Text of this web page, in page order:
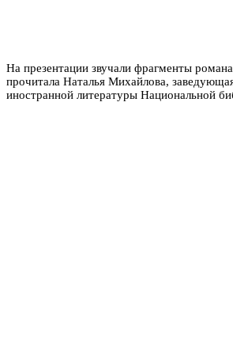
На презентации звучали фрагменты
прочитала Наталья Михайлова,
иностранной литературы Национальной